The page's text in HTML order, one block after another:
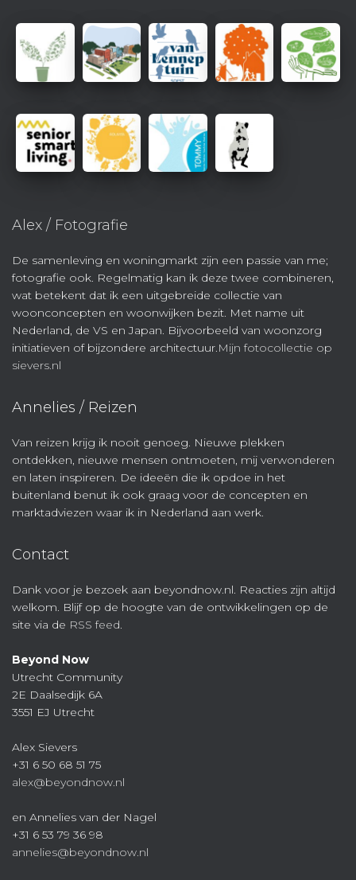
Alex / Fotografie
De samenleving en woningmarkt zijn een passie van me;
fotografie ook. Regelmatig kan ik deze twee combineren,
wat betekent dat ik een uitgebreide collectie van
woonconcepten en woonwijken bezit. Met name uit
Nederland, de VS en Japan. Bijvoorbeeld van woonzorg
initiatieven of bijzondere architectuur.Mijn fotocollectie op
sievers.nl
Annelies / Reizen
Van reizen krijg ik nooit genoeg. Nieuwe plekken
ontdekken, nieuwe mensen ontmoeten, mij verwonderen
en laten inspireren. De ideeën die ik opdoe in het
buitenland benut ik ook graag voor de concepten en
marktadviezen waar ik in Nederland aan werk.
Contact
Dank voor je bezoek aan beyondnow.nl. Reacties zijn altijd
welkom. Blijf op de hoogte van de ontwikkelingen op de
site via de RSS feed.
Beyond Now
Utrecht Community
2E Daalsedijk 6A
3551 EJ Utrecht
Alex Sievers
+31 6 50 68 51 75
alex@beyondnow.nl
en Annelies van der Nagel
+31 6 53 79 36 98
annelies@beyondnow.nl